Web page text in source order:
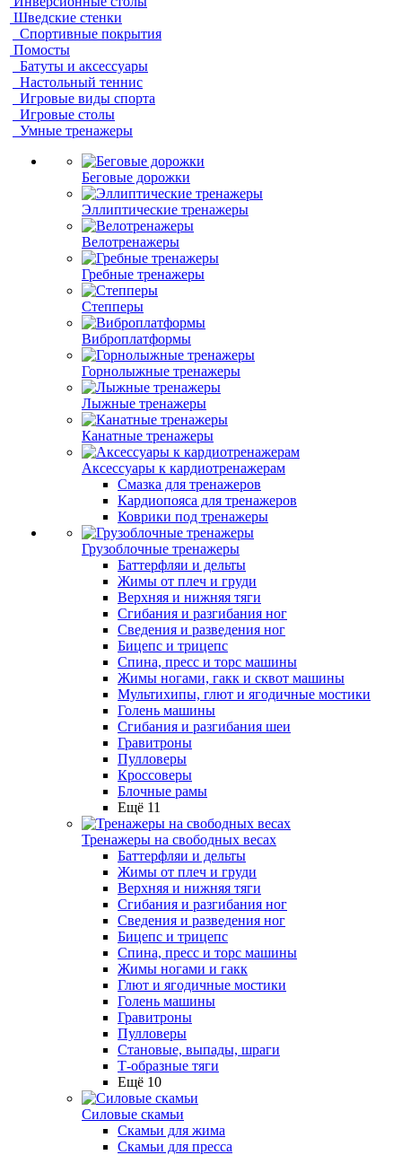
Шведские стенки
Спортивные покрытия
Помосты
Батуты и аксессуары
Настольный теннис
Игровые виды спорта
Игровые столы
Умные тренажеры
Беговые дорожки
Эллиптические тренажеры
Велотренажеры
Гребные тренажеры
Степперы
Виброплатформы
Горнолыжные тренажеры
Лыжные тренажеры
Канатные тренажеры
Аксессуары к кардиотренажерам
Смазка для тренажеров
Кардиопояса для тренажеров
Коврики под тренажеры
Грузоблочные тренажеры
Баттерфляи и дельты
Жимы от плеч и груди
Верхняя и нижняя тяги
Сгибания и разгибания ног
Сведения и разведения ног
Бицепс и трицепс
Спина, пресс и торс машины
Жимы ногами, гакк и сквот машины
Мультихипы, глют и ягодичные мостики
Голень машины
Сгибания и разгибания шеи
Гравитроны
Пулловеры
Кроссоверы
Блочные рамы
Ещё 11
Тренажеры на свободных весах
Баттерфляи и дельты
Жимы от плеч и груди
Верхняя и нижняя тяги
Сгибания и разгибания ног
Сведения и разведения ног
Бицепс и трицепс
Спина, пресс и торс машины
Жимы ногами и гакк
Глют и ягодичные мостики
Голень машины
Гравитроны
Пулловеры
Становые, выпады, шраги
Т-образные тяги
Ещё 10
Силовые скамьи
Скамьи для жима
Скамьи для пресса